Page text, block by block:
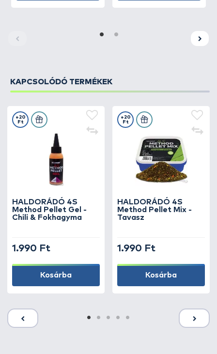
KAPCSOLÓDÓ TERMÉKEK
HALDORÁDÓ 4S
Method Pellet Gel -
Chili & Fokhagyma
+20
Ft
1.990 Ft
Kosárba
HALDORÁDÓ 4S
Method Pellet Mix -
Tavasz
+20
Ft
1.990 Ft
Kosárba